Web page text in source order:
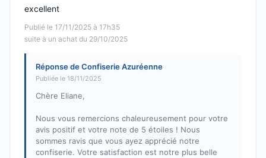
Publié le 17/11/2025 à 17h35
suite à un achat du 29/10/2025
excellent
Réponse de Confiserie Azuréenne
Publiée le 18/11/2025
Chère Eliane,
Nous vous remercions chaleureusement pour votre
avis positif et votre note de 5 étoiles ! Nous
sommes ravis que vous ayez apprécié notre
confiserie. Votre satisfaction est notre plus belle